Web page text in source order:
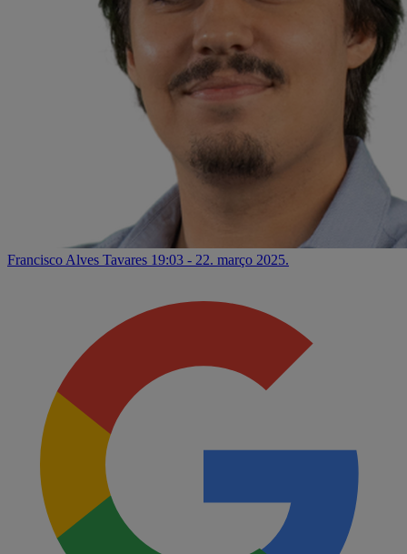
Francisco Alves Tavares 19:03 - 22. março 2025.